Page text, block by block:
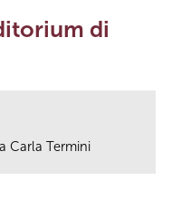
di
Carla Termini